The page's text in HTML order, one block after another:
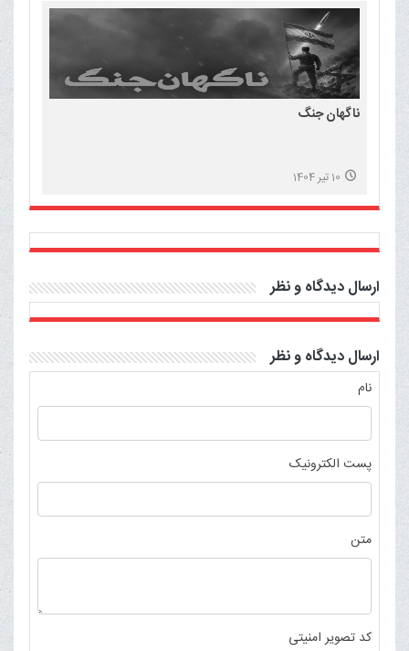
ناگهان جنگ
10 تیر 1404
ارسال دیدگاه و نظر
ارسال دیدگاه و نظر
نام
پست الکترونیک
متن
کد تصویر امنیتی